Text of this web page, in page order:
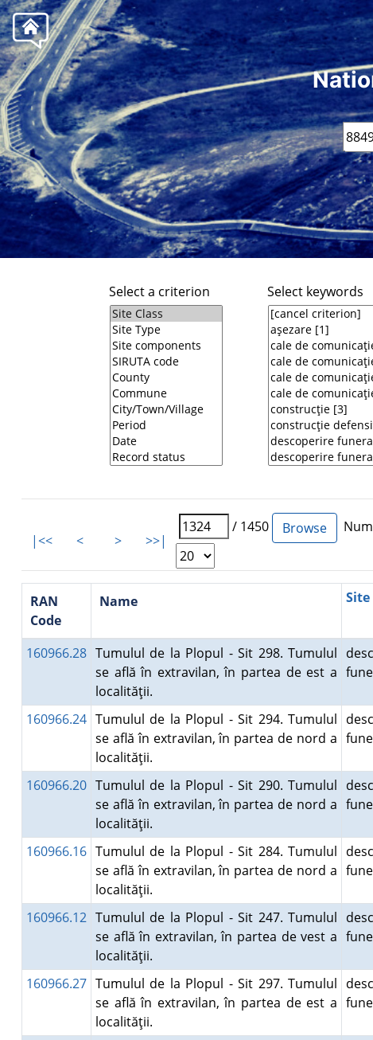
Select a criterion Select keywords
|<< < > >>|
/ 1450
RAN
Code
Name Site
160966.28 Tumulul de la Plopul - Sit 298. Tumulul
se află în extravilan, în partea de est a
localităţii.
160966.24 Tumulul de la Plopul - Sit 294. Tumulul
se află în extravilan, în partea de nord a
localităţii.
160966.20 Tumulul de la Plopul - Sit 290. Tumulul
se află în extravilan, în partea de nord a
localităţii.
160966.16 Tumulul de la Plopul - Sit 284. Tumulul
se află în extravilan, în partea de nord a
localităţii.
160966.12 Tumulul de la Plopul - Sit 247. Tumulul
se află în extravilan, în partea de vest a
localităţii.
160966.27 Tumulul de la Plopul - Sit 297. Tumulul
se află în extravilan, în partea de est a
localităţii.